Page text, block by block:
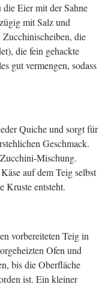
die Eier mit der Sahne
mit Salz und
Zucchinischeiben, die
die fein gehackte
gut vermengen, sodass
Quiche und sorgt für
Geschmack.
Mischung.
auf dem Teig selbst
Kruste entsteht.
vorbereiteten Teig in
Ofen und
bis die Oberfläche
ist. Ein kleiner